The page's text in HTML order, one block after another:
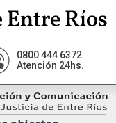
0800 444 6372
Atención 24hs.